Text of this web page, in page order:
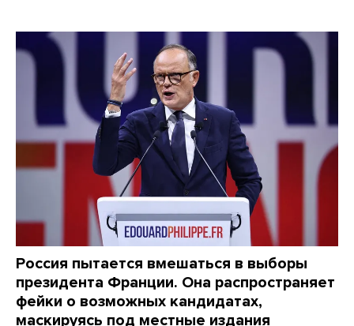
Россия пытается вмешаться в выборы
президента Франции. Она распространяет
фейки о возможных кандидатах,
маскируясь под местные издания